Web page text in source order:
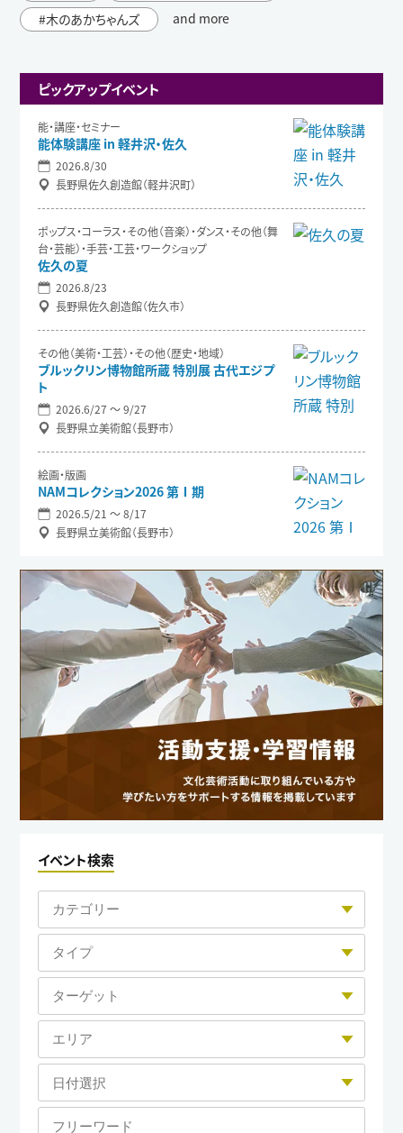
木のあかちゃんズ
and more
ピックアップイベント
能・講座・セミナー
能体験講座 in 軽井沢・佐久
2026.8/30
長野県佐久創造館（軽井沢町）
ポップス・コーラス・その他（音楽）・ダンス・その他（舞
台・芸能）・手芸・工芸・ワークショップ
佐久の夏
2026.8/23
長野県佐久創造館（佐久市）
その他（美術・工芸）・その他（歴史・地域）
ブルックリン博物館所蔵 特別展 古代エジプ
ト
2026.6/27 〜 9/27
長野県立美術館（長野市）
絵画・版画
NAMコレクション2026 第Ⅰ期
2026.5/21 〜 8/17
長野県立美術館（長野市）
イベント検索